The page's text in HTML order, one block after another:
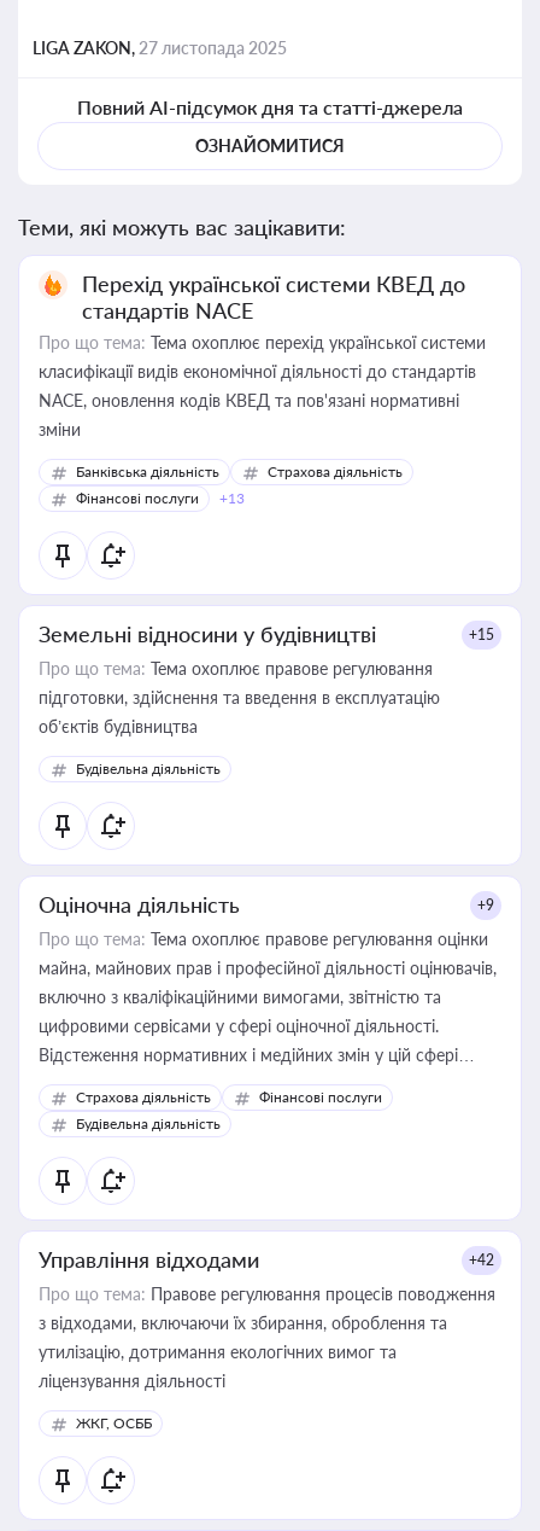
LIGA ZAKON, 27 листопада 2025
Повний AI-підсумок дня та статті-джерела
ОЗНАЙОМИТИСЯ
Теми, які можуть вас зацікавити:
Перехід української системи КВЕД до
стандартів NACE
Про що тема: Тема охоплює перехід української системи
класифікації видів економічної діяльності до стандартів
NACE, оновлення кодів КВЕД та пов'язані нормативні
зміни
Банківська діяльність
Страхова діяльність
Фінансові послуги
+13
Земельні відносини у будівництві +15
Про що тема: Тема охоплює правове регулювання
підготовки, здійснення та введення в експлуатацію
об’єктів будівництва
Будівельна діяльність
Оціночна діяльність +9
Про що тема: Тема охоплює правове регулювання оцінки
майна, майнових прав і професійної діяльності оцінювачів,
включно з кваліфікаційними вимогами, звітністю та
цифровими сервісами у сфері оціночної діяльності.
Відстеження нормативних і медійних змін у цій сфері
корисне для власника бізнесу, керівника, юриста або
бухгалтера під час оподаткування, приватизації, оренди
державного майна, корпоративних угод і перевірки
статусу суб'єктів оціночної діяльності
Страхова діяльність
Фінансові послуги
Будівельна діяльність
Управління відходами +42
Про що тема: Правове регулювання процесів поводження
з відходами, включаючи їх збирання, оброблення та
утилізацію, дотримання екологічних вимог та
ліцензування діяльності
ЖКГ, ОСББ